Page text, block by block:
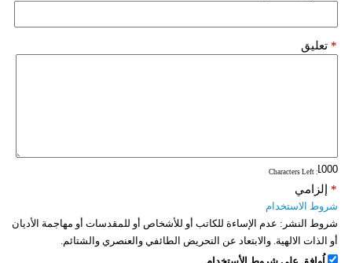
تعليق *
: Characters Left
إلزامي *
شروط الاستخدام
شروط النشر: عدم الإساءة للكاتب أو للأشخاص أو للمقدسات أو مهاجمة الأديان
أو الذات الالهية. والابتعاد عن التحريض الطائفي والعنصري والشتائم.